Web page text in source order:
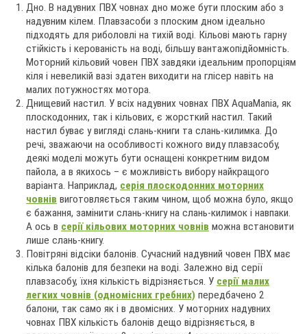
Дно. В надувних ПВХ човнах дно може бути плоским або з
надувним кілем. Плавзасоби з плоским дном ідеально
підходять для риболовлі на тихій воді. Кільові мають гарну
стійкість і керованість на воді, більшу вантажопідйомність.
Моторний кільовий човен ПВХ завдяки ідеальним пропорціям
кіля і невеликій вазі здатен виходити на глісер навіть на
малих потужностях мотора.
Днищевий настил. У всіх надувних човнах ПВХ AquaMania, як
плоскодонних, так і кільових, є жорсткий настил. Такий
настил буває у вигляді слань-книги та слань-килимка. До
речі, зважаючи на особливості кожного виду плавзасобу,
деякі моделі можуть бути оснащені конкретним видом
пайола, а в якихось – є можливість вибору найкращого
варіанта. Наприклад, серія плоскодонних моторних
човнів виготовляється таким чином, щоб можна було, якщо
є бажання, замінити слань-книгу на слань-килимок і навпаки.
А ось в серії кільових моторних човнів можна встановити
лише слань-книгу.
Повітряні відсіки балонів. Сучасний надувний човен ПВХ має
кілька балонів для безпеки на воді. Залежно від серії
плавзасобу, їхня кількість відрізняється. У серії малих
легких човнів (одномісних гребних) передбачено 2
балони, так само як і в двомісних. У моторних надувних
човнах ПВХ кількість балонів дещо відрізняється, в